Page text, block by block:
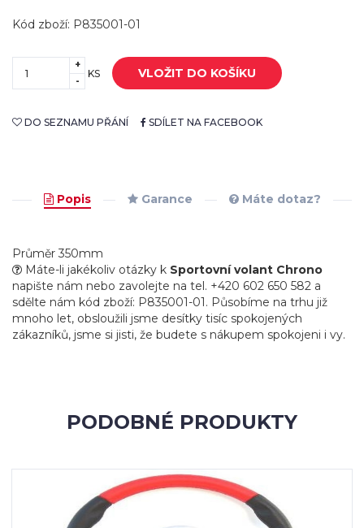
Kód zboží: P835001-01
+
-
KS VLOŽIT DO KOŠÍKU
DO SEZNAMU PŘÁNÍ SDÍLET NA FACEBOOK
Popis Garance Máte dotaz?
Průměr 350mm
Máte-li jakékoliv otázky k Sportovní volant Chrono
napište nám nebo zavolejte na tel. +420 602 650 582 a
sdělte nám kód zboží: P835001-01. Působíme na trhu již
mnoho let, obsloužili jsme desítky tisíc spokojených
zákazníků, jsme si jisti, že budete s nákupem spokojeni i vy.
PODOBNÉ PRODUKTY